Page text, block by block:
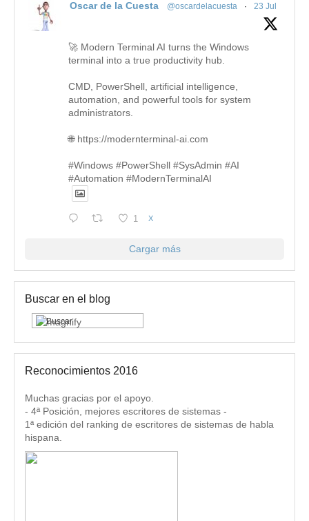
Oscar de la Cuesta @oscardelacuesta · 23 Jul
🚀 Modern Terminal AI turns the Windows
terminal into a true productivity hub.
CMD, PowerShell, artificial intelligence,
automation, and powerful tools for system
administrators.
🌐 https://modernterminal-ai.com
#Windows #PowerShell #SysAdmin #AI
#Automation #ModernTerminalAI
1 X
Cargar más
Buscar en el blog
Reconocimientos 2016
Muchas gracias por el apoyo.
- 4ª Posición, mejores escritores de sistemas -
1ª edición del ranking de escritores de sistemas de habla
hispana.